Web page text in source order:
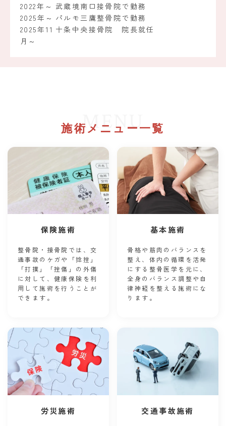
2022年～ 武蔵境南口接骨院で勤務
2025年～ パルモ三鷹整骨院で勤務
2025年11
月～
十条中央接骨院 院長就任
施術メニュー一覧
MENU
保険施術
整骨院・接骨院では、交
通事故のケガや「捻挫」
「打撲」「挫傷」の外傷
に対して、健康保険を利
用して施術を行うことが
できます。
基本施術
骨格や筋肉のバランスを
整え、体内の循環を活発
にする整骨医学を元に、
全身のバランス調整や自
律神経を整える施術にな
ります。
労災施術 交通事故施術